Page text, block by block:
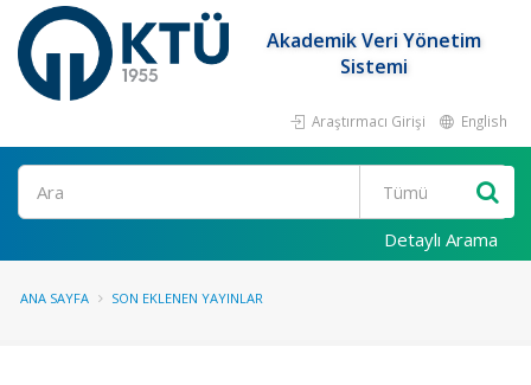
Akademik Veri Yönetim
Sistemi
Araştırmacı Girişi English
Ara
Detaylı Arama
ANA SAYFA SON EKLENEN YAYINLAR